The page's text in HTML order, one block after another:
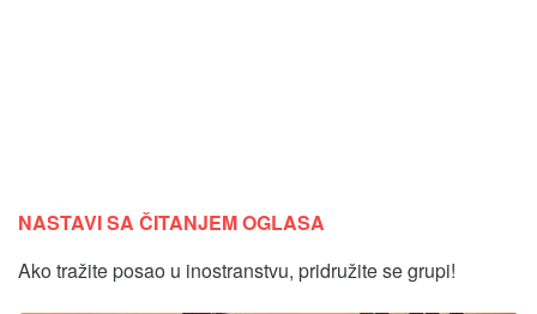
NASTAVI SA ČITANJEM OGLASA
Ako tražite posao u inostranstvu, pridružite se grupi!